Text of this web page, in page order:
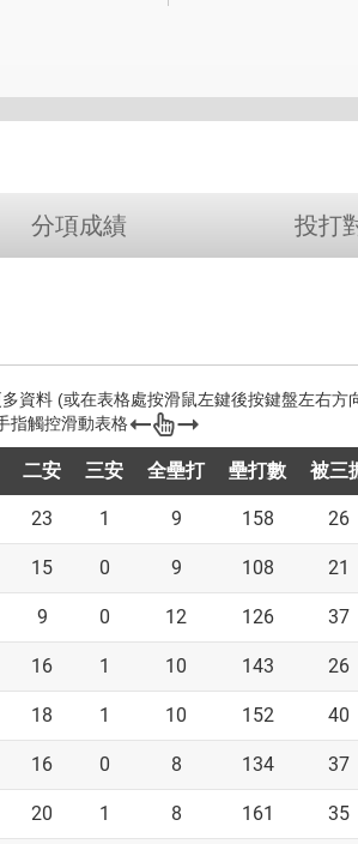
分項成績 投打
二安 三安 全壘打 壘打數 被三
23 1 9 158 26
15 0 9 108 21
9 0 12 126 37
16 1 10 143 26
18 1 10 152 40
16 0 8 134 37
20 1 8 161 35